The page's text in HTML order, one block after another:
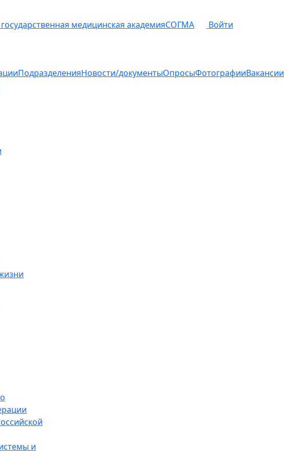
медицинская академияСОГМА Войти
ПодразделенияНовости/документыОпросыФотографииВакансии
и